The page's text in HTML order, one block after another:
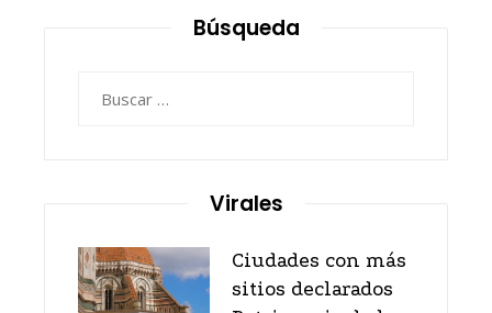
entradasBúsqueda
Virales
Ciudades con más
sitios declarados